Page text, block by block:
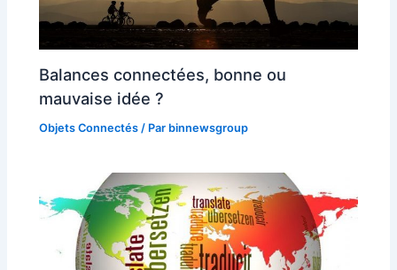
Balances connectées, bonne ou
mauvaise idée ?
Objets Connectés / Par binnewsgroup